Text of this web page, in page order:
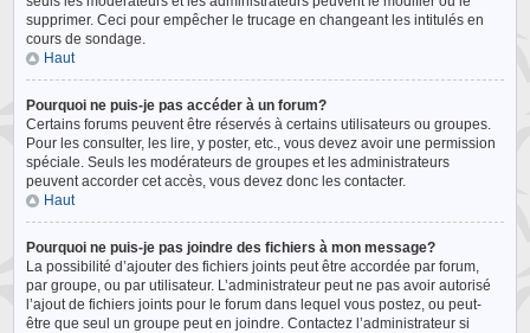
supprimer. Ceci pour empêcher le trucage en changeant les intitulés en
cours de sondage.
Haut
Pourquoi ne puis-je pas accéder à un forum?
Certains forums peuvent être réservés à certains utilisateurs ou groupes.
Pour les consulter, les lire, y poster, etc., vous devez avoir une permission
spéciale. Seuls les modérateurs de groupes et les administrateurs
peuvent accorder cet accès, vous devez donc les contacter.
Haut
Pourquoi ne puis-je pas joindre des fichiers à mon message?
La possibilité d’ajouter des fichiers joints peut être accordée par forum,
par groupe, ou par utilisateur. L’administrateur peut ne pas avoir autorisé
l’ajout de fichiers joints pour le forum dans lequel vous postez, ou peut-
être que seul un groupe peut en joindre. Contactez l’administrateur si